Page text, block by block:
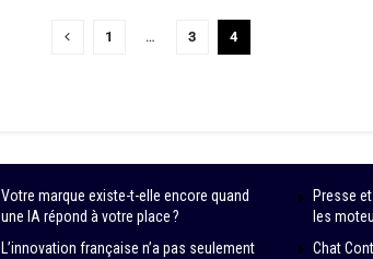
1 … 3 4
Votre marque existe-t-elle encore quand
une IA répond à votre place ?
L’innovation française n’a pas seulement
Presse
les
Chat